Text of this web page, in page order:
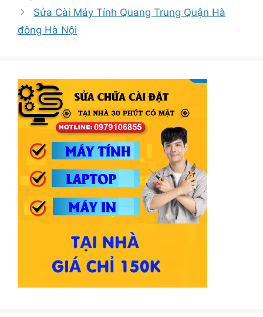
Sửa Cài Máy Tính Quang Trung Quận Hà
đông Hà Nội